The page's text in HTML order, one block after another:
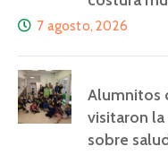
7 agosto, 2026
Alumnitos
visitaron
sobre